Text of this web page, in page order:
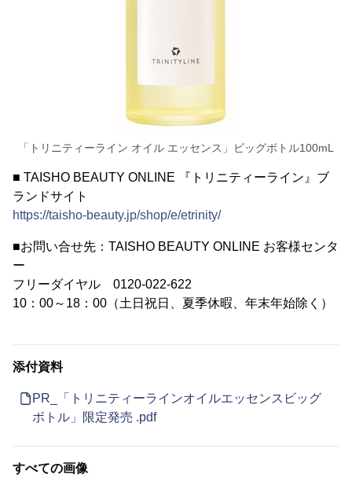
「トリニティーライン オイル エッセンス」ビッグボトル100mL
■ TAISHO BEAUTY ONLINE 『トリニティーライン』ブ
ランドサイト
https://taisho-beauty.jp/shop/e/etrinity/
■お問い合せ先：TAISHO BEAUTY ONLINE お客様センタ
ー
フリーダイヤル 0120-022-622
10：00～18：00（土日祝日、夏季休暇、年末年始除く）
添付資料
PR_「トリニティーラインオイルエッセンスビッグ
ボトル」限定発売 .pdf
すべての画像